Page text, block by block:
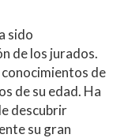
sido
de los jurados.
conocimientos de
de su edad. Ha
descubrir
su gran